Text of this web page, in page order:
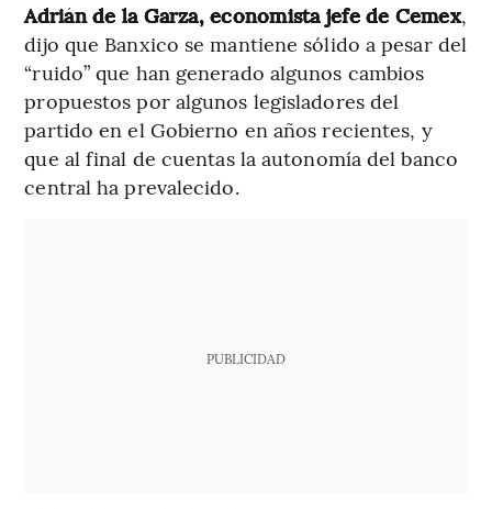
Adrián de la Garza, economista jefe de Cemex,
dijo que Banxico se mantiene sólido a pesar del
“ruido” que han generado algunos cambios
propuestos por algunos legisladores del
partido en el Gobierno en años recientes, y
que al final de cuentas la autonomía del banco
central ha prevalecido.
PUBLICIDAD